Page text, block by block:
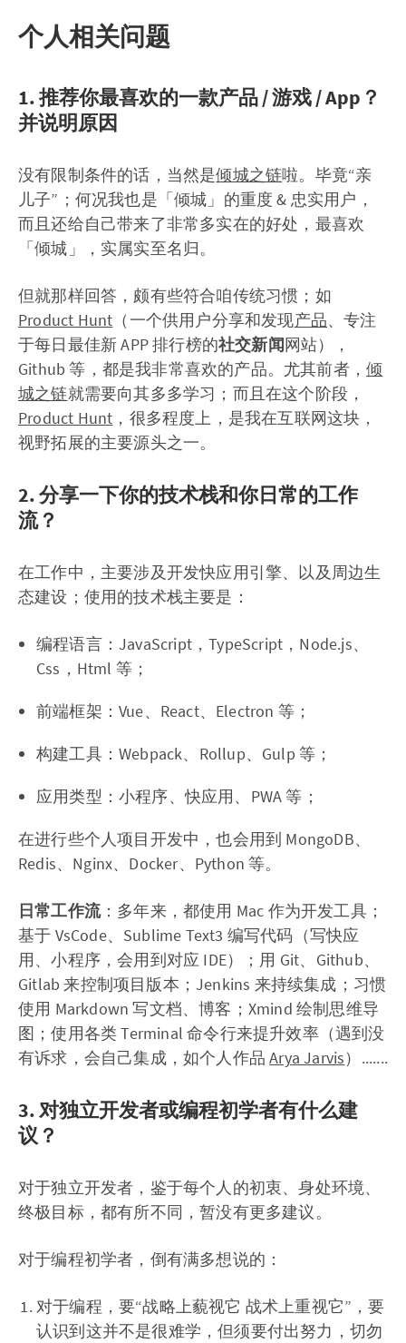
个人相关问题
1. 推荐你最喜欢的一款产品 / 游戏 / App？
并说明原因
没有限制条件的话，当然是倾城之链啦。毕竟“亲
儿子”；何况我也是「倾城」的重度 & 忠实用户，
而且还给自己带来了非常多实在的好处，最喜欢
「倾城」，实属实至名归。
但就那样回答，颇有些符合咱传统习惯；如
Product Hunt （一个供用户分享和发现产品、专注
于每日最佳新 APP 排行榜的社交新闻网站），
Github 等，都是我非常喜欢的产品。尤其前者， 倾
城之链就需要向其多多学习；而且在这个阶段，
Product Hunt ，很多程度上，是我在互联网这块，
视野拓展的主要源头之一。
2. 分享一下你的技术栈和你日常的工作
流？
在工作中，主要涉及开发快应用引擎、以及周边生
态建设；使用的技术栈主要是：
编程语言：JavaScript，TypeScript，Node.js、
Css，Html 等；
前端框架：Vue、React、Electron 等；
构建工具：Webpack、Rollup、Gulp 等；
应用类型：小程序、快应用、PWA 等；
在进行些个人项目开发中，也会用到 MongoDB、
Redis、Nginx、Docker、Python 等。
日常工作流：多年来，都使用 Mac 作为开发工具；
基于 VsCode、Sublime Text3 编写代码（写快应
用、小程序，会用到对应 IDE）；用 Git、Github、
Gitlab 来控制项目版本；Jenkins 来持续集成；习惯
使用 Markdown 写文档、博客；Xmind 绘制思维导
图；使用各类 Terminal 命令行来提升效率（遇到没
有诉求，会自己集成，如个人作品Arya Jarvis）.......
3. 对独立开发者或编程初学者有什么建
议？
对于独立开发者，鉴于每个人的初衷、身处环境、
终极目标，都有所不同，暂没有更多建议。
对于编程初学者，倒有满多想说的：
对于编程，要“战略上藐视它 战术上重视它”，要
认识到这并不是很难学，但须要付出努力，切勿